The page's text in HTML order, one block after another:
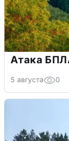
Атака
5 августа 0